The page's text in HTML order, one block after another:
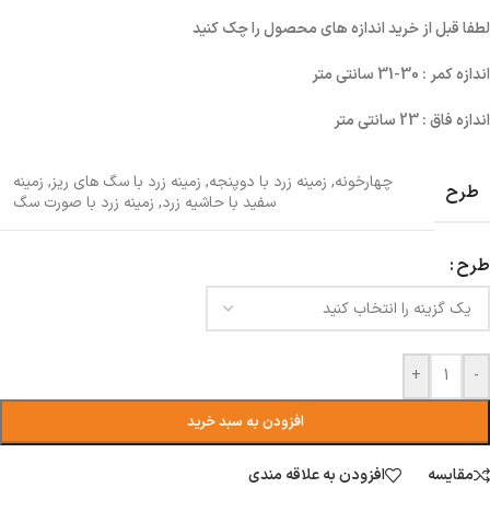
لطفا قبل از خرید اندازه های محصول را چک کنید
اندازه کمر : 30-31 سانتی متر
اندازه فاق : 23 سانتی متر
طرح چهارخونه, زمینه زرد با دوپنجه, زمینه زرد با سگ های ریز, زمینه
سفید با حاشیه زرد, زمینه زرد با صورت سگ
طرح
-
+
افزودن به سبد خرید
مقایسه افزودن به علاقه مندی